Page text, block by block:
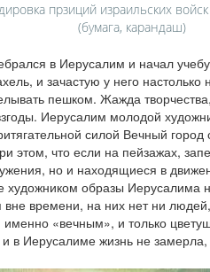
прзиций израильских
(бумага, карандаш)
в Иерусалим и начал
и зачастую у него настолько
пешком. Жажда
Иерусалим молодой
силой Вечный
этом, что если на пейзажах,
но и находящиеся в
художником образы Иерусалима
вне времени, на них нет ни
именно «вечным», и только
и в Иерусалиме жизнь не замерла,